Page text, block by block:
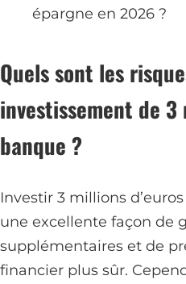
épargne en 2026 ?
Quels sont les
investissement de 3
banque ?
Investir 3 millions
une excellente façon de
supplémentaires et de
financier plus sûr.